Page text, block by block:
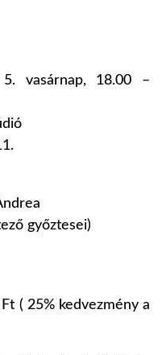
vasárnap, 18.00 –
győztesei)
( 25% kedvezmény a